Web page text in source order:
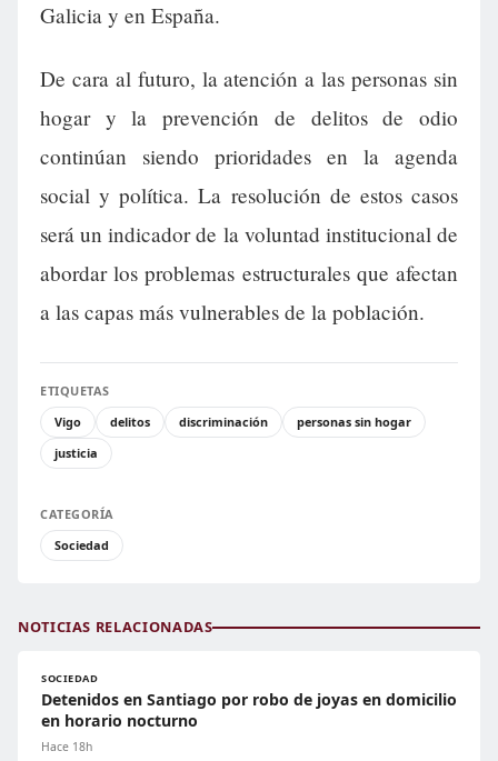
Galicia y en España.
De cara al futuro, la atención a las personas sin
hogar y la prevención de delitos de odio
continúan siendo prioridades en la agenda
social y política. La resolución de estos casos
será un indicador de la voluntad institucional de
abordar los problemas estructurales que afectan
a las capas más vulnerables de la población.
ETIQUETAS
Vigo
delitos discriminación
personas sin hogar
justicia
CATEGORÍA
Sociedad
NOTICIAS RELACIONADAS
SOCIEDAD
Detenidos en Santiago por robo de joyas en domicilio
en horario nocturno
Hace 18h